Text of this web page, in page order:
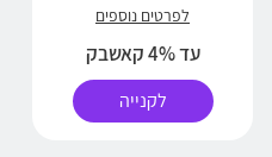
לפרטים נוספים
עד 4% קאשבק
לקנייה